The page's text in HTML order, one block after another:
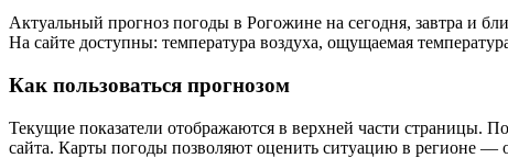
Актуальный прогноз погоды в Рогожине на сегодня, завтра и
На сайте доступны: температура воздуха, ощущаемая
Как пользоваться прогнозом
Текущие показатели отображаются в верхней части страницы.
сайта. Карты погоды позволяют оценить ситуацию в регионе —